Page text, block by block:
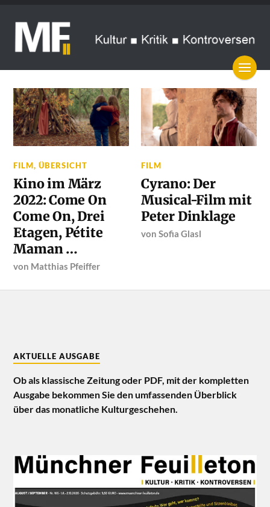
FILM,ÜBERSICHT
Kino im März
2022: Come On
Come On, Drei
Etagen, Pétite
Maman …
von Matthias Pfeiffer
FILM
Cyrano: Der
Musical-Film mit
Peter Dinklage
vonSofia Glasl
AKTUELLE AUSGABE
Ob als klassische Zeitung oder PDF, mit der kompletten
Ausgabe bekommen Sie den umfassenden Überblick
über das monatliche Kulturgeschehen.